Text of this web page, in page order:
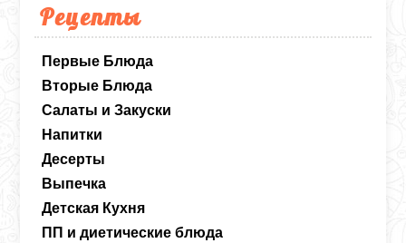
Рецепты
Первые Блюда
Вторые Блюда
Салаты и Закуски
Напитки
Десерты
Выпечка
Детская Кухня
ПП и диетические блюда